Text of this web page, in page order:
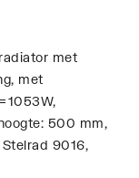
met
met
500 mm,
9016,